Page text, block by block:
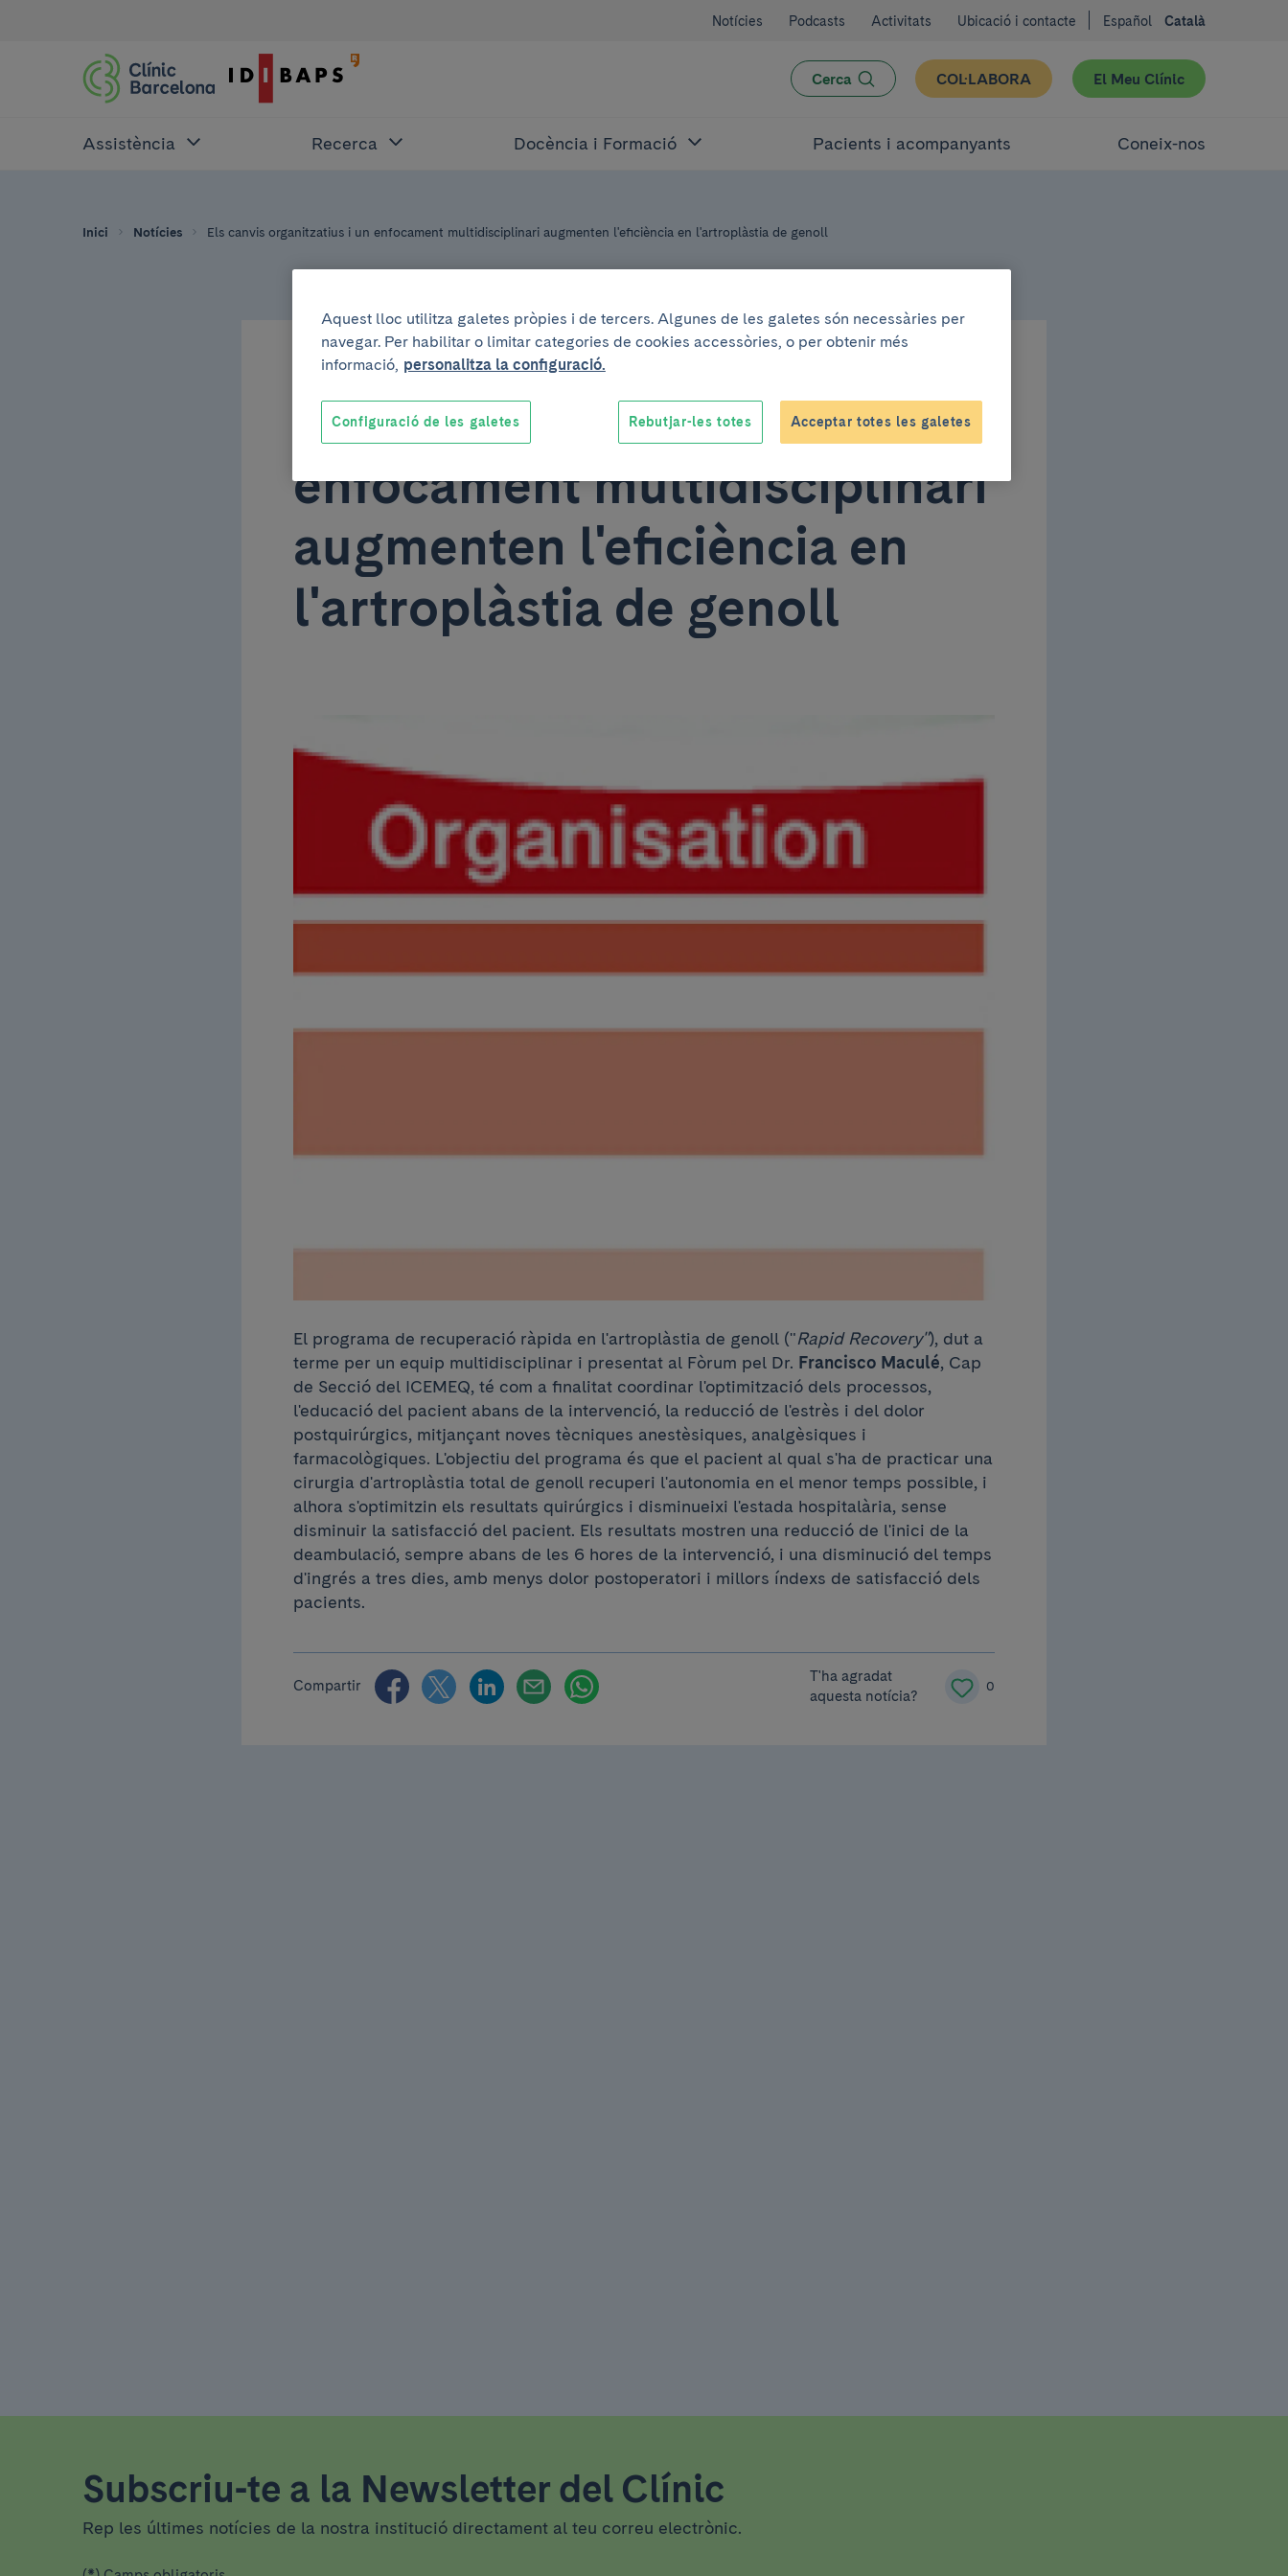
Notícies Podcasts Activitats Ubicació i contacte Español Català
Cerca COL·LABORA El Meu Clínic
Assistència Recerca Docència i Formació Pacients i acompanyants Coneix-nos
Inici Notícies Els canvis organitzatius i un enfocament multidisciplinari augmenten l'eficiència en l'artroplàstia de genoll
28 de juny de 2012
Els canvis organitzatius i un
enfocament multidisciplinari
augmenten l'eficiència en
l'artroplàstia de genoll
El programa de recuperació ràpida en l'artroplàstia de genoll ("Rapid Recovery"), dut a
terme per un equip multidisciplinar i presentat al Fòrum pel Dr. Francisco Maculé, Cap
de Secció del ICEMEQ, té com a finalitat coordinar l'optimització dels processos,
l'educació del pacient abans de la intervenció, la reducció de l'estrès i del dolor
postquirúrgics, mitjançant noves tècniques anestèsiques, analgèsiques i
farmacològiques. L'objectiu del programa és que el pacient al qual s'ha de practicar una
cirurgia d'artroplàstia total de genoll recuperi l'autonomia en el menor temps possible, i
alhora s'optimitzin els resultats quirúrgics i disminueixi l'estada hospitalària, sense
disminuir la satisfacció del pacient. Els resultats mostren una reducció de l'inici de la
deambulació, sempre abans de les 6 hores de la intervenció, i una disminució del temps
d'ingrés a tres dies, amb menys dolor postoperatori i millors índexs de satisfacció dels
pacients.
Compartir
T'ha agradat
aquesta notícia?
0
Subscriu-te a la Newsletter del Clínic
Rep les últimes notícies de la nostra institució directament al teu correu electrònic.
Aquest lloc utilitza galetes pròpies i de tercers. Algunes de les galetes són necessàries per
navegar. Per habilitar o limitar categories de cookies accessòries, o per obtenir més
informació, personalitza la configuració.
Rebutjar-les totes Acceptar totes les galetes
Configuració de les galetes